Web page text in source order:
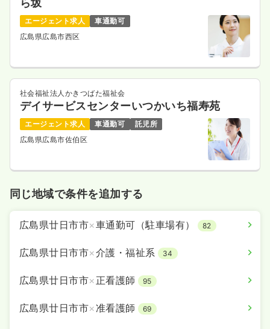
ら坂
エージェント求人
車通勤可
広島県広島市西区
社会福祉法人かきつばた福祉会
デイサービスセンターいつかいち福寿苑
エージェント求人 車通勤可
託児所
広島県広島市佐伯区
同じ地域で条件を追加する
広島県廿日市市×車通勤可（駐車場有） 82
広島県廿日市市×介護・福祉系 34
広島県廿日市市× 正看護師 95
広島県廿日市市×准看護師 69